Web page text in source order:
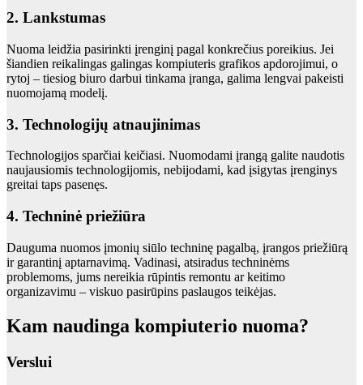
2. Lankstumas
Nuoma leidžia pasirinkti įrenginį pagal konkrečius poreikius. Jei
šiandien reikalingas galingas kompiuteris grafikos apdorojimui, o
rytoj – tiesiog biuro darbui tinkama įranga, galima lengvai pakeisti
nuomojamą modelį.
3. Technologijų atnaujinimas
Technologijos sparčiai keičiasi. Nuomodami įrangą galite naudotis
naujausiomis technologijomis, nebijodami, kad įsigytas įrenginys
greitai taps pasenęs.
4. Techninė priežiūra
Dauguma nuomos įmonių siūlo techninę pagalbą, įrangos priežiūrą
ir garantinį aptarnavimą. Vadinasi, atsiradus techninėms
problemoms, jums nereikia rūpintis remontu ar keitimo
organizavimu – viskuo pasirūpins paslaugos teikėjas.
Kam naudinga kompiuterio nuoma?
Verslui